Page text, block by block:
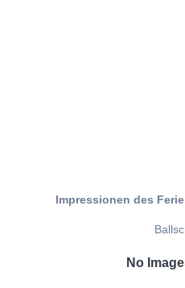
Impressionen des
No